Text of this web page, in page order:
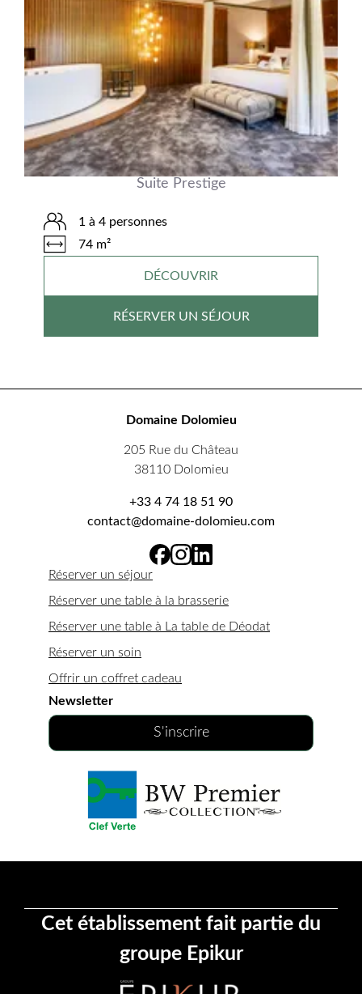
Suite Prestige
1 à 4 personnes
74 m²
DÉCOUVRIR
RÉSERVER UN SÉJOUR
Domaine Dolomieu
205 Rue du Château
38110 Dolomieu
+33 4 74 18 51 90
contact@domaine-dolomieu.com
Réserver un séjour
Réserver une table à la brasserie
Réserver une table à La table de Déodat
Réserver un soin
Offrir un coffret cadeau
Newsletter
S'inscrire
Cet établissement fait partie du
groupe Epikur